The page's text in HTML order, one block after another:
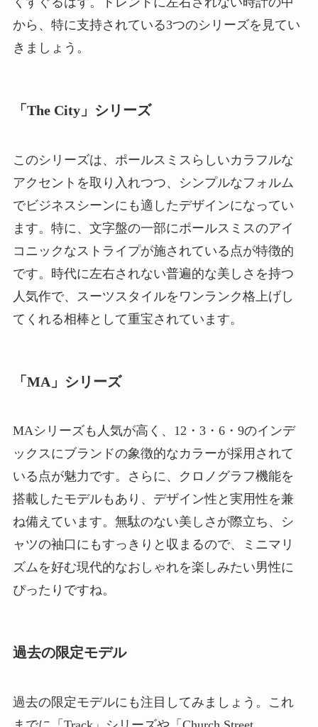
から、特に支持されている3つのシリーズを見てい
きましょう。
「The City」シリーズ
このシリーズは、ポールスミスらしいカラフルな
アクセントを取り入れつつ、シンプルなフォルム
でビジネスシーンにも適したデザインになってい
ます。特に、文字盤の一部にポールスミスのアイ
コニックなストライプが施されている点が特徴的
です。時代に左右されない普遍的な美しさを持つ
人気作で、スーツスタイルをワンランク格上げし
てくれる相棒として重宝されています。
「MA」シリーズ
MAシリーズも人気が高く、12・3・6・9のインデ
ックスにブランドの象徴的なカラーが採用されて
いる点が魅力です。さらに、クロノグラフ機能を
搭載したモデルもあり、デザイン性と実用性を兼
ね備えています。無駄のない美しさが際立ち、シ
ャツの袖口にもすっきりと収まるので、ミニマリ
ズムを好む現代的なおしゃれを楽しみたい男性に
ぴったりですね。
過去の限定モデル
過去の限定モデルにも注目してみましょう。これ